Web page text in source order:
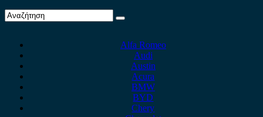
Alfa Romeo
Audi
Austin
Acura
BMW
BYD
Chery